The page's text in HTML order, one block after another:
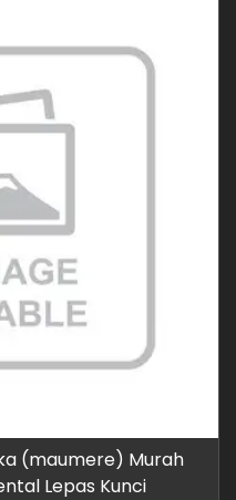
(maumere) Murah
Lepas Kunci